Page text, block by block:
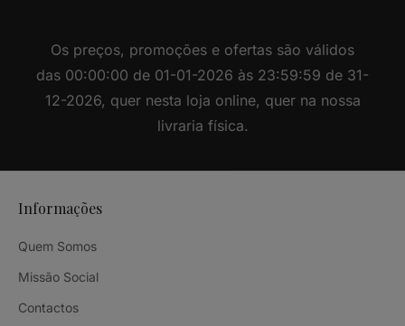
Os preços, promoções e ofertas são válidos
das 00:00:00 de 01-01-2026 às 23:59:59 de 31-
12-2026, quer nesta loja online, quer na nossa
livraria física.
Informações
Quem Somos
Missão Social
Contactos